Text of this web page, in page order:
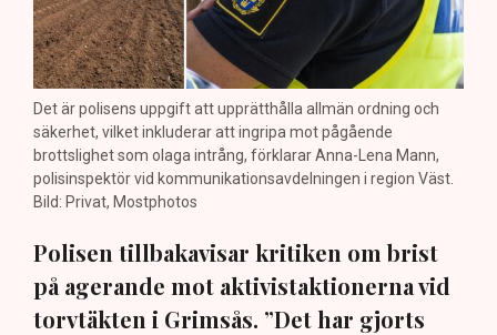
Det är polisens uppgift att upprätthålla allmän ordning och
säkerhet, vilket inkluderar att ingripa mot pågående
brottslighet som olaga intrång, förklarar Anna-Lena Mann,
polisinspektör vid kommunikationsavdelningen i region Väst.
Bild: Privat, Mostphotos
Polisen tillbakavisar kritiken om brist
på agerande mot aktivistaktionerna vid
torvtäkten i Grimsås. ”Det har gjorts